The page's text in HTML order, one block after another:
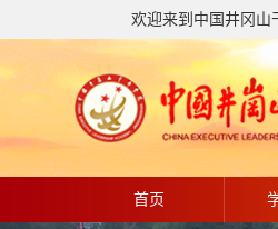
欢迎来到中国井冈山
首页